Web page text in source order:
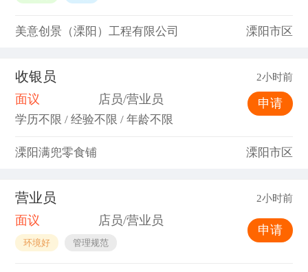
美意创景（溧阳）工程有限公司 溧阳市区
收银员 2小时前
面议 店员/营业员
学历不限 / 经验不限 / 年龄不限
申请
溧阳满兜零食铺 溧阳市区
营业员 2小时前
面议 店员/营业员
环境好 管理规范
申请